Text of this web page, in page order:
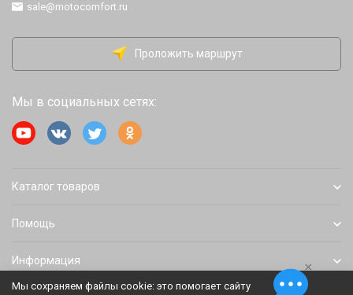
sale@motocomfort.ru
Проложить маршрут
Мы в социальных сетях:
Каталог товаров
Помощь
Информация
Мы сохраняем файлы cookie: это помогает сайту
×